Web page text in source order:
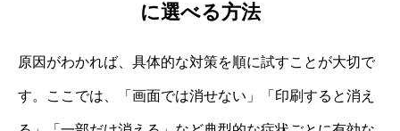
に選べる方法
原因がわかれば、具体的な対策を順に試すことが大切で
す。ここでは、「画面では消せない」「印刷すると消え